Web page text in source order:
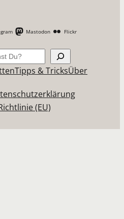
Mastodon Flickr
Suchen
Tipps & TricksÜber
(EU)